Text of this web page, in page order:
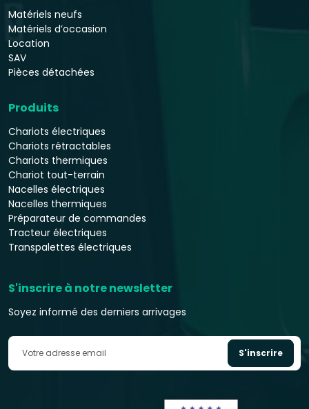
Matériels neufs
Matériels d’occasion
Location
SAV
Pièces détachées
Produits
Chariots électriques
Chariots rétractables
Chariots thermiques
Chariot tout-terrain
Nacelles électriques
Nacelles thermiques
Préparateur de commandes
Tracteur électriques
Transpalettes électriques
S'inscrire à notre newsletter
Soyez informé des derniers arrivages
S'inscrire